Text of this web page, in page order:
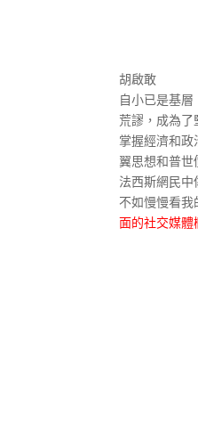
胡啟敢
自小已是基
荒謬，成為
掌握經濟和
翼思想和普
法西斯網民中
不如慢慢看
面的社交媒體